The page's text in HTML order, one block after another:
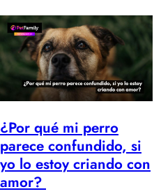
¿Por qué mi perro
parece confundido, si
yo lo estoy criando con
amor?